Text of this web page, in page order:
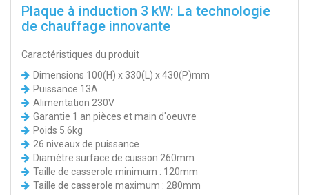
Plaque à induction 3 kW: La technologie
de chauffage innovante
Caractéristiques du produit
Dimensions 100(H) x 330(L) x 430(P)mm
Puissance 13A
Alimentation 230V
Garantie 1 an pièces et main d'oeuvre
Poids 5.6kg
26 niveaux de puissance
Diamètre surface de cuisson 260mm
Taille de casserole minimum : 120mm
Taille de casserole maximum : 280mm